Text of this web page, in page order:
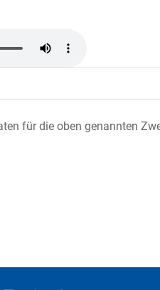
für die oben genannten